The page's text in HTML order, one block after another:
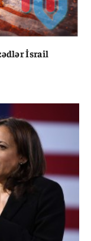
İsrail